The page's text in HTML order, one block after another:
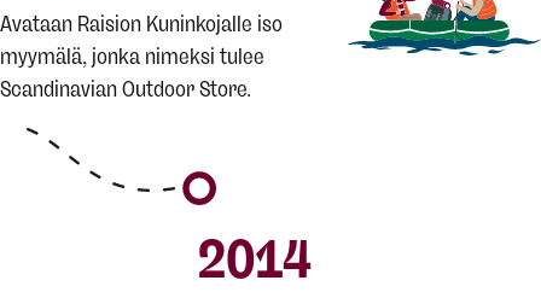
Avataan Raision Kuninkojalle iso
myymälä, jonka nimeksi tulee
Scandinavian Outdoor Store.
2014